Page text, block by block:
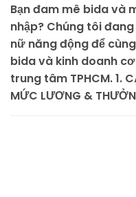
Bạn đam mê bida và
nhập? Chúng tôi
nữ năng động để
bida và kinh doanh
trung tâm TPHCM. 1.
MỨC LƯƠNG &